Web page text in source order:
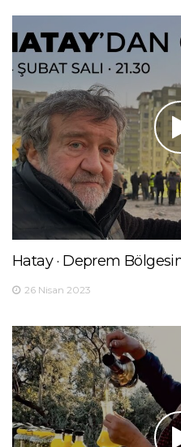
Hatay · Deprem
26 Nisan 2023